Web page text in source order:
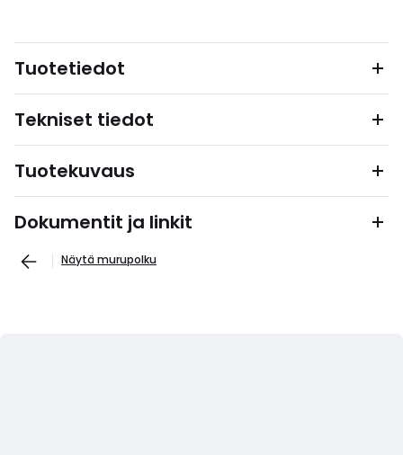
Tuotetiedot
Tekniset tiedot
Tuotekuvaus
Dokumentit ja linkit
Näytä murupolku